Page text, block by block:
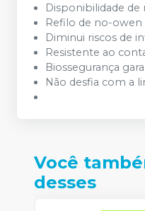
Disponibilidade de
Refilo de no-owen
Diminui riscos de
Resistente ao
Biossegurança
Não desfia com a
Você
desses